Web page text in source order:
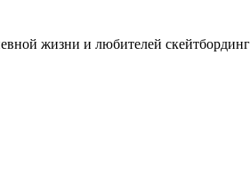
жизни и любителей